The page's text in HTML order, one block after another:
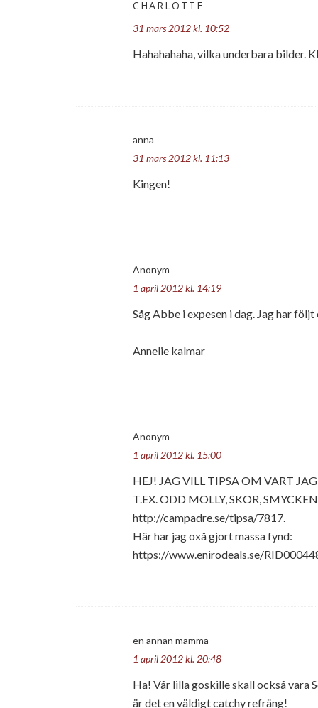
CHARLOTTE
31 mars 2012 kl. 10:52
Hahahahaha, vilka underbara bilder.
anna
31 mars 2012 kl. 11:13
Kingen!
Anonym
1 april 2012 kl. 14:19
Såg Abbe i expesen i dag. Jag har
Annelie kalmar
Anonym
1 april 2012 kl. 15:00
HEJ! JAG VILL TIPSA OM VART
T.EX. ODD MOLLY, SKOR,
http://campadre.se/tipsa/7817.
Här har jag oxå gjort massa fynd:
https://www.enirodeals.se/​
en annan mamma
1 april 2012 kl. 20:48
Ha! Vår lilla goskille skall också vara
är det en väldigt catchy refräng!